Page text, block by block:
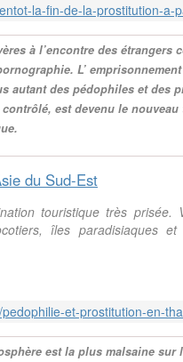
la-fin-de-la-prostitution-a-
à l’encontre des étrangers
L’
autant des pédophiles et des
est devenu le nouveau
du Sud-Est
touristique très prisée.
îles paradisiaques et
et-prostitution-en-
est la plus malsaine sur